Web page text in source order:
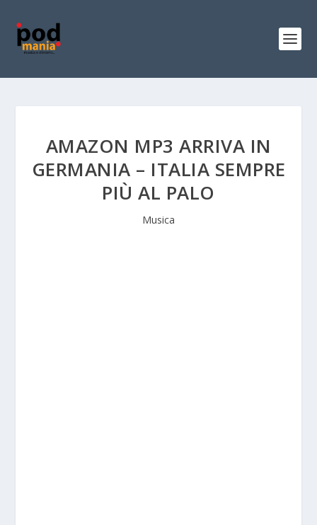
AMAZON MP3 ARRIVA IN
GERMANIA – ITALIA SEMPRE
PIÙ AL PALO
Musica